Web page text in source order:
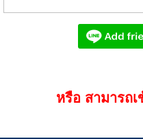
หรือ สามารถ